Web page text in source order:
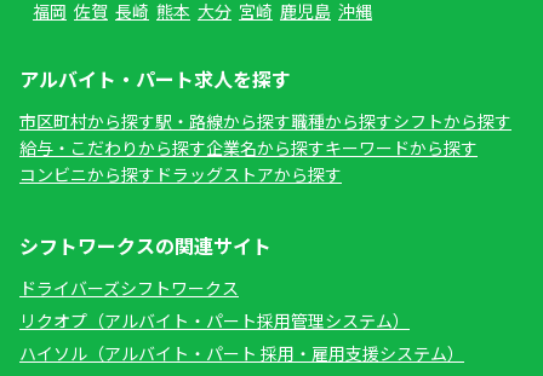
福岡 佐賀 長崎 熊本 大分 宮崎 鹿児島 沖縄
アルバイト・パート求人を探す
市区町村から探す駅・路線から探す職種から探すシフトから探す
給与・こだわりから探す企業名から探すキーワードから探す
コンビニから探す ドラッグストアから探す
シフトワークスの関連サイト
ドライバーズシフトワークス
リクオプ（アルバイト・パート採用管理システム）
ハイソル（アルバイト・パート 採用・雇用支援システム）